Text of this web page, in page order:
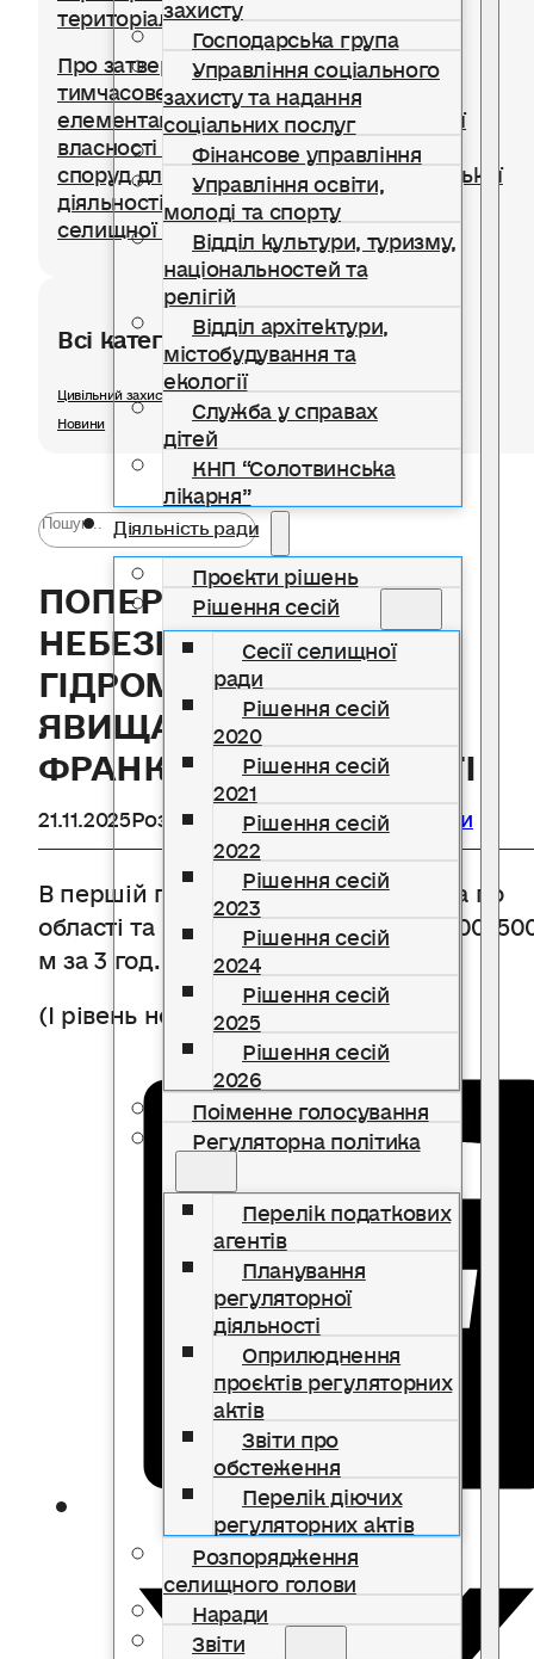
Господарська група
Управління соціального
захисту та надання
соціальних послуг
Фінансове управління
Управління освіти,
молоді та спорту
Відділ культури, туризму,
національностей та
релігій
Відділ архітектури,
містобудування та
екології
Служба у справах
дітей
КНП “Солотвинська
лікарня”
Діяльність ради
Проєкти рішень
Рішення сесій
Сесії селищної
ради
Рішення сесій
2020
Рішення сесій
2021
Рішення сесій
2022
Рішення сесій
2023
Рішення сесій
2024
Рішення сесій
2025
Рішення сесій
2026
Поіменне голосування
Регуляторна політика
Перелік податкових
агентів
Планування
регуляторної
діяльності
Оприлюднення
проєктів регуляторних
актів
Звіти про
обстеження
Перелік діючих
регуляторних актів
Розпорядження
селищного голови
Наради
Звіти
територіальної громади
Про затвердження Положення про
тимчасове користування окремими
елементами благоустрою комунальної
власності для розміщення тимчасових
споруд для провадження підприємницької
діяльності на території Солотвинської
селищної територіальної громади
Всі категорії розділу
Цивільний захист
Новини
ПОПЕРЕДЖЕННЯ ПРО
НЕБЕЗПЕЧНІ
ГІДРОМЕТЕОРОЛОГІЧНІ
ЯВИЩА ПО ІВАНО-
ФРАНКІВСЬКІЙ ОБЛАСТІ
21.11.2025Розділ Цивільний захист, Новини
В першій половині дня 21 листопада по
області та місту туман (видимість 100-
м за 3 год. та більше)
(І рівень небезпечності, жовтий ).